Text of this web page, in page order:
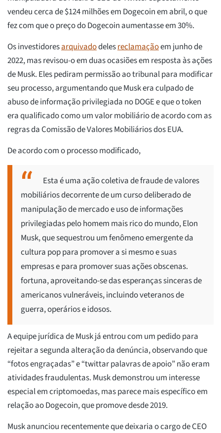
vendeu cerca de $124 milhões em Dogecoin em abril, o que
fez com que o preço do Dogecoin aumentasse em 30%.
Os investidoresarquivadodelesreclamaçãoem junho de
2022, mas revisou-o em duas ocasiões em resposta às ações
de Musk. Eles pediram permissão ao tribunal para modificar
seu processo, argumentando que Musk era culpado de
abuso de informação privilegiada no DOGE e que o token
era qualificado como um valor mobiliário de acordo com as
regras da Comissão de Valores Mobiliários dos EUA.
De acordo com o processo modificado,
Esta é uma ação coletiva de fraude de valores
mobiliários decorrente de um curso deliberado de
manipulação de mercado e uso de informações
privilegiadas pelo homem mais rico do mundo, Elon
Musk, que sequestrou um fenômeno emergente da
cultura pop para promover a si mesmo e suas
empresas e para promover suas ações obscenas.
fortuna, aproveitando-se das esperanças sinceras de
americanos vulneráveis, incluindo veteranos de
guerra, operários e idosos.
A equipe jurídica de Musk já entrou com um pedido para
rejeitar a segunda alteração da denúncia, observando que
“fotos engraçadas” e “twittar palavras de apoio” não eram
atividades fraudulentas. Musk demonstrou um interesse
especial em criptomoedas, mas parece mais específico em
relação ao Dogecoin, que promove desde 2019.
Musk anunciou recentemente que deixaria o cargo de CEO